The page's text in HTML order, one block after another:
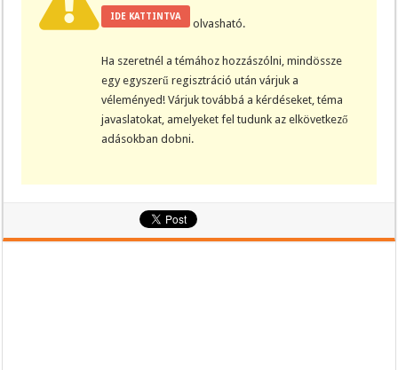
IDE KATTINTVA
olvasható.
Ha szeretnél a témához hozzászólni, mindössze
egy egyszerű regisztráció után várjuk a
véleményed! Várjuk továbbá a kérdéseket, téma
javaslatokat, amelyeket fel tudunk az elkövetkező
adásokban dobni.